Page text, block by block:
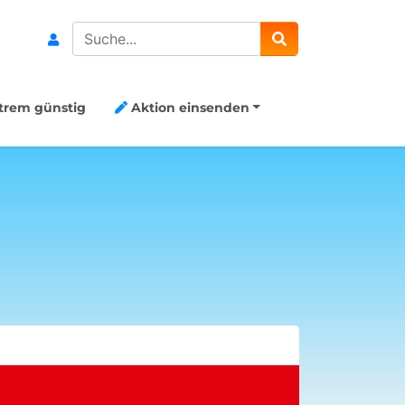
Search
günstig Aktion einsenden